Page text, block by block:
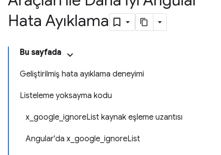
Hata Ayıklama
Bu sayfada
Geliştirilmiş hata ayıklama deneyimi
Listeleme yoksayma kodu
x_google_ignoreList kaynak eşleme uzantısı
Angular'da x_google_ignoreList